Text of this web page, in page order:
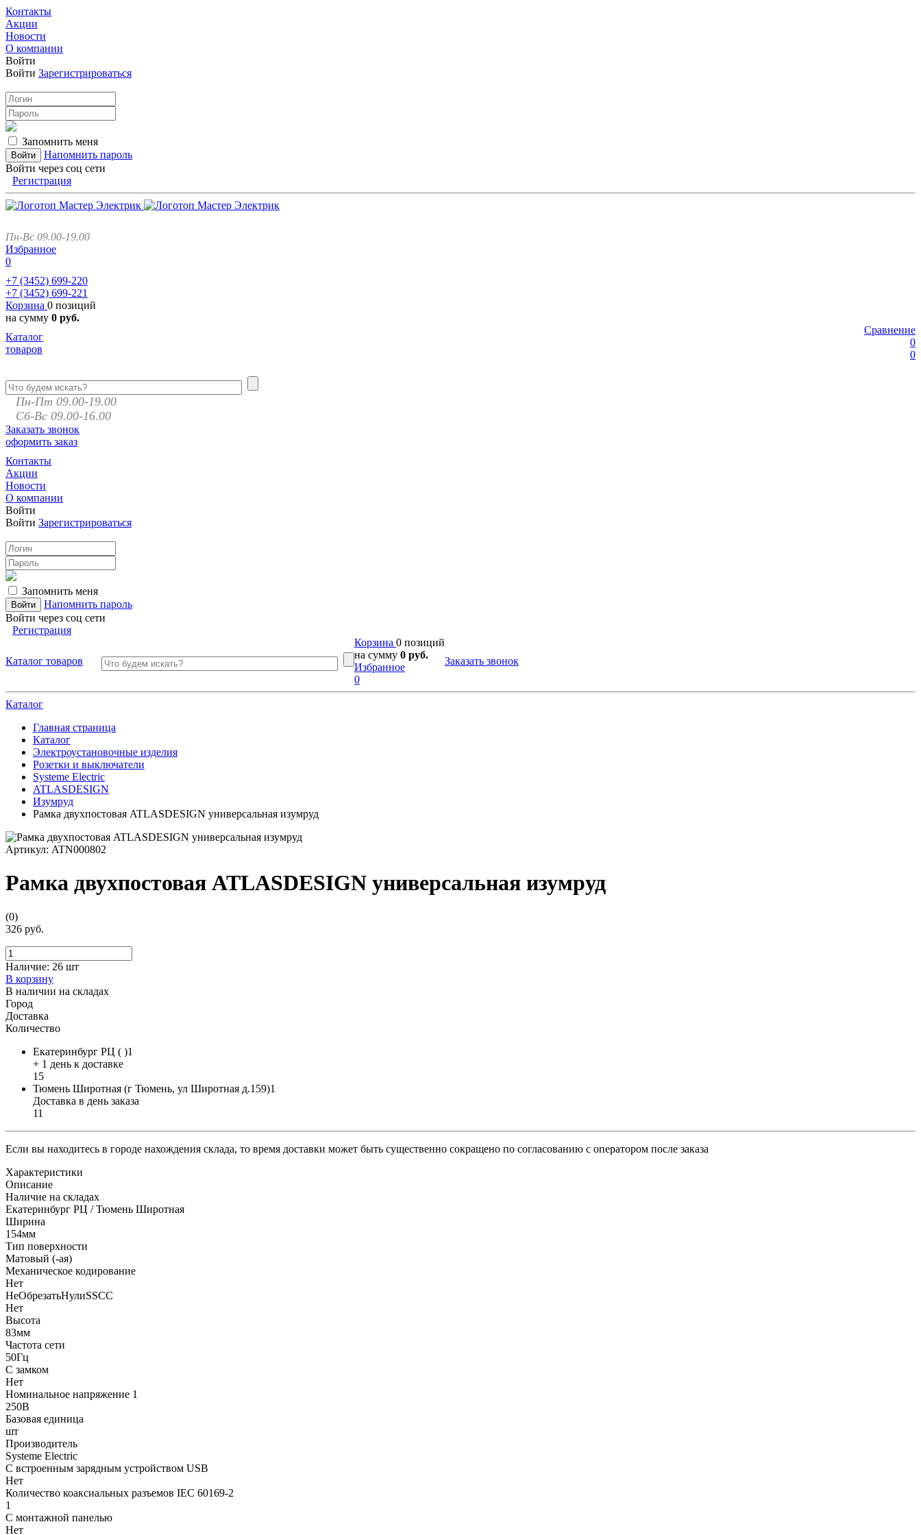
Контакты
Акции
Новости
О компании
Войти
Войти Зарегистрироваться
Запомнить меня
Напомнить пароль
Войти через соц сети
Регистрация
Пн-Вс 09.00-19.00
Избранное
0
+7 (3452) 699-220
+7 (3452) 699-221
Корзина 0 позиций
на сумму 0 руб.
Сравнение
0
0
Каталог
товаров
Пн-Пт 09.00-19.00
Сб-Вс 09.00-16.00
Заказать звонок
оформить заказ
Контакты
Акции
Новости
О компании
Войти
Войти Зарегистрироваться
Запомнить меня
Напомнить пароль
Войти через соц сети
Регистрация
Каталог товаров
Корзина 0 позиций
на сумму 0 руб.
Избранное
0
Заказать звонок
Каталог
Главная страница
Каталог
Электроустановочные изделия
Розетки и выключатели
Systeme Electric
ATLASDESIGN
Изумруд
Рамка двухпостовая ATLASDESIGN универсальная изумруд
Артикул: ATN000802
Рамка двухпостовая ATLASDESIGN универсальная изумруд
(0)
326 руб.
Наличие: 26 шт
В корзину
В наличии на складах
Город
Доставка
Количество
Екатеринбург РЦ ( )1
+ 1 день к доставке
15
Тюмень Широтная (г Тюмень, ул Широтная д.159)1
Доставка в день заказа
11
Если вы находитесь в городе нахождения склада, то время доставки может быть существенно сокращено по согласованию с оператором после заказа
Характеристики
Описание
Наличие на складах
Екатеринбург РЦ / Тюмень Широтная
Ширина
154мм
Тип поверхности
Матовый (-ая)
Механическое кодирование
Нет
НеОбрезатьНулиSSCC
Нет
Высота
83мм
Частота сети
50Гц
С замком
Нет
Номинальное напряжение 1
250В
Базовая единица
шт
Производитель
Systeme Electric
С встроенным зарядным устройством USB
Нет
Количество коаксиальных разъемов IEC 60169-2
1
С монтажной панелью
Нет